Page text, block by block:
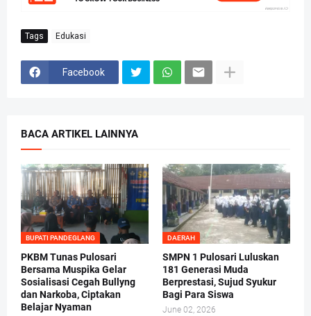
Tags Edukasi
Facebook
BACA ARTIKEL LAINNYA
BUPATI PANDEGLANG
PKBM Tunas Pulosari
Bersama Muspika Gelar
Sosialisasi Cegah Bullyng
dan Narkoba, Ciptakan
Belajar Nyaman
DAERAH
SMPN 1 Pulosari Luluskan
181 Generasi Muda
Berprestasi, Sujud Syukur
Bagi Para Siswa
June 02, 2026